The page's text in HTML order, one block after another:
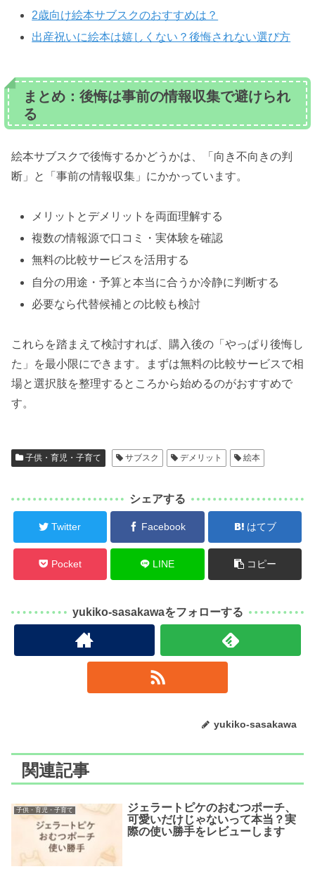
2歳向け絵本サブスクのおすすめは？
出産祝いに絵本は嬉しくない？後悔されない選び方
まとめ：後悔は事前の情報収集で避けられ
る
絵本サブスクで後悔するかどうかは、「向き不向きの判
断」と「事前の情報収集」にかかっています。
メリットとデメリットを両面理解する
複数の情報源で口コミ・実体験を確認
無料の比較サービスを活用する
自分の用途・予算と本当に合うか冷静に判断する
必要なら代替候補との比較も検討
これらを踏まえて検討すれば、購入後の「やっぱり後悔し
た」を最小限にできます。まずは無料の比較サービスで相
場と選択肢を整理するところから始めるのがおすすめで
す。
子供・育児・子育て サブスク デメリット 絵本
シェアする
Twitter Facebook はてブ
Pocket LINE コピー
yukiko-sasakawaをフォローする
yukiko-sasakawa
関連記事
子供・育児・子育て
ジェラートピケのおむつポーチ、
可愛いだけじゃないって本当？実
際の使い勝手をレビューします